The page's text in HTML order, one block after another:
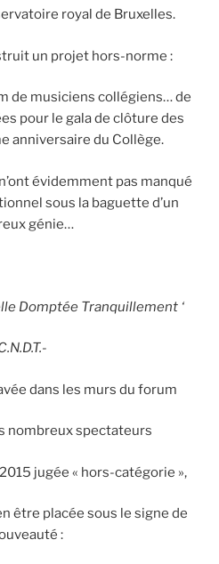
royal de Bruxelles.
un projet hors-norme :
de musiciens collégiens… de
pour le gala de clôture des
anniversaire du Collège.
évidemment pas manqué
sous la baguette d’un
génie…
Domptée Tranquillement ‘
dans les murs du forum
nombreux spectateurs
jugée « hors-catégorie »,
être placée sous le signe de
: